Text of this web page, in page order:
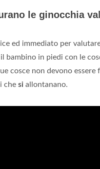
le ginocchia
ed immediato per
bambino in piedi con le
cosce non devono essere
che si allontanano.